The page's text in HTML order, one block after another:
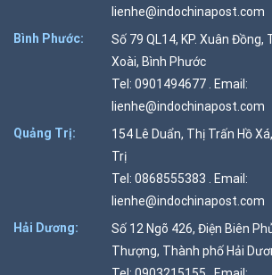
lienhe@indochinapost.com
Bình Phước:
Số 79 QL14, KP. Xuân Đồng,
Xoài, Bình Phước
Tel: 0901494677 . Email:
lienhe@indochinapost.com
Quảng Trị:
154 Lê Duẩn, Thị Trấn Hồ
Trị
Tel: 0868555383 . Email:
lienhe@indochinapost.com
Hải Dương:
Số 12 Ngõ 426, Điện Biên
Thượng, Thành phố Hải